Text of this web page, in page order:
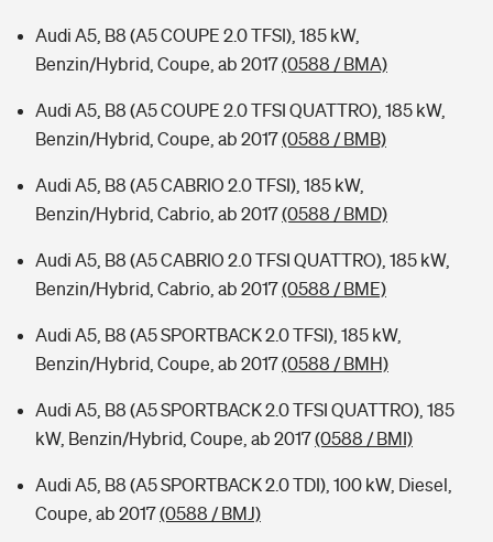
Audi A5, B8 (A5 COUPE 2.0 TFSI), 185 kW,
Benzin/Hybrid, Coupe, ab 2017(0588 / BMA)
Audi A5, B8 (A5 COUPE 2.0 TFSI QUATTRO), 185 kW,
Benzin/Hybrid, Coupe, ab 2017(0588 / BMB)
Audi A5, B8 (A5 CABRIO 2.0 TFSI), 185 kW,
Benzin/Hybrid, Cabrio, ab 2017(0588 / BMD)
Audi A5, B8 (A5 CABRIO 2.0 TFSI QUATTRO), 185 kW,
Benzin/Hybrid, Cabrio, ab 2017(0588 / BME)
Audi A5, B8 (A5 SPORTBACK 2.0 TFSI), 185 kW,
Benzin/Hybrid, Coupe, ab 2017(0588 / BMH)
Audi A5, B8 (A5 SPORTBACK 2.0 TFSI QUATTRO), 185
kW, Benzin/Hybrid, Coupe, ab 2017(0588 / BMI)
Audi A5, B8 (A5 SPORTBACK 2.0 TDI), 100 kW, Diesel,
Coupe, ab 2017(0588 / BMJ)